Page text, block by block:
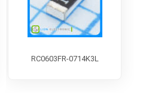
RC0603FR-0714K3L